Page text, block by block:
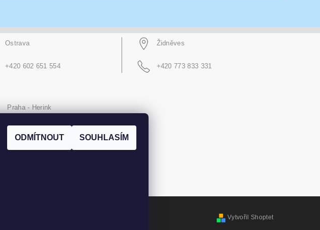
Ostrava
+420 602 651 554
Židněves
+420 773 833 331
Praha - Herink
+420 606 020 266
Vytvořil Shoptet
ODMÍTNOUT SOUHLASÍM